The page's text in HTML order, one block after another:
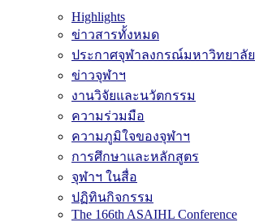
Highlights
ข่าวสารทั้งหมด
ประกาศจุฬาลงกรณ์มหาวิทยาลัย
ข่าวจุฬาฯ
งานวิจัยและนวัตกรรม
ความร่วมมือ
ความภูมิใจของจุฬาฯ
การศึกษาและหลักสูตร
จุฬาฯ ในสื่อ
ปฏิทินกิจกรรม
The 166th ASAIHL Conference